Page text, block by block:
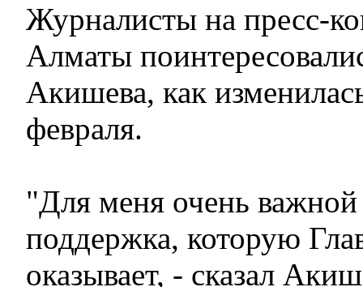
Журналисты на пресс-
Алматы
Акишева, как
февраля.
"Для меня очень важной
поддержка, которую
оказывает, - сказал